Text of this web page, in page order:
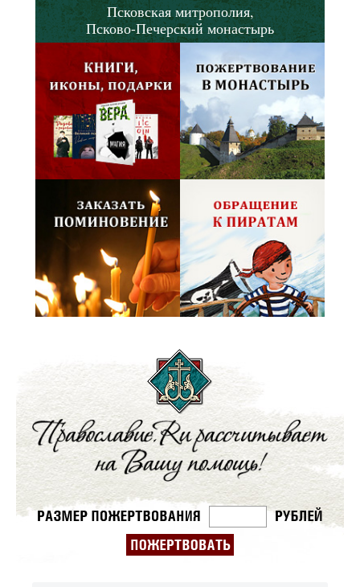
Псковская митрополия,
Псково-Печерский монастырь